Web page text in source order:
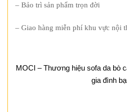
– Bảo trì sản phẩm trọn đời
– Giao hàng miễn phí khu vực nội
MOCI – Thương hiệu sofa da bò
gia đình